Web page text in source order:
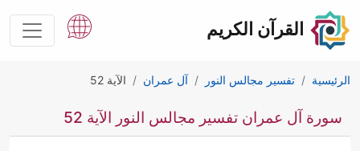
القرآن الكريم
الرئيسية تفسير مجالس النور آل عمران الآية 52
سورة آل عمران تفسير مجالس النور الآية 52